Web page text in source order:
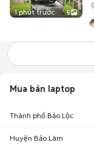
1 phút trước 5
Mua bán laptop
Thành phố Bảo Lộc
Huyện Bảo Lâm